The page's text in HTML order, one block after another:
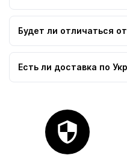
Будет ли отличаться
Есть ли доставка по
security